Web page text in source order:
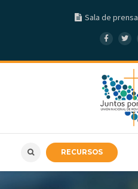
Sala de prensa
RECURSOS